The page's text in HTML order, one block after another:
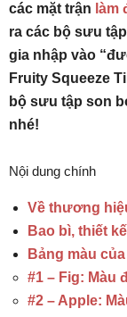
các mặt trận làm
ra các bộ sưu
gia nhập vào
Fruity Squeeze
bộ sưu tập son
nhé!
Nội dung chính
Về thương
Bao bì, thiết
Bảng màu
#1 – Fig: Màu
#2 – Apple: